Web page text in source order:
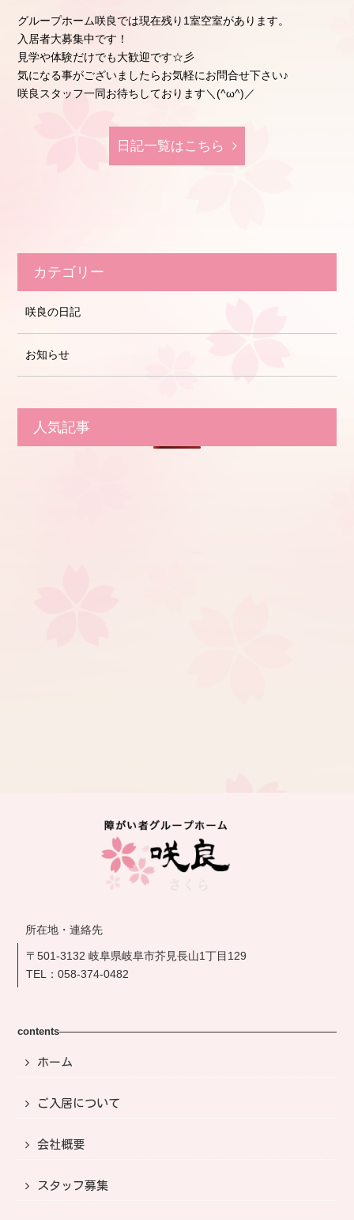
グループホーム咲良では現在残り1室空室があります。
入居者大募集中です！
見学や体験だけでも大歓迎です☆彡
気になる事がございましたらお気軽にお問合せ下さい♪
咲良スタッフ一同お待ちしております＼(^ω^)／
日記⼀覧はこちら
カテゴリー
咲良の日記
お知らせ
人気記事
所在地・連絡先
〒501-3132 岐阜県岐阜市芥見長山1丁目129
TEL：058-374-0482
contents
ホーム
ご入居について
会社概要
スタッフ募集